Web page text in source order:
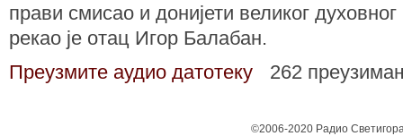
прави смисао и донијети великог
рекао је отац Игор Балабан.
Преузмите аудио датотеку
262
©2006-2020 Радио